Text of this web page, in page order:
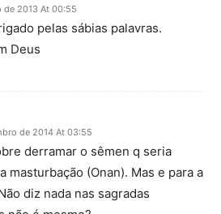
de 2013 At 00:55
pelas sábias palavras.
Deus
de 2014 At 03:55
derramar o sêmen q seria
masturbação (Onan). Mas e para a
diz nada nas sagradas